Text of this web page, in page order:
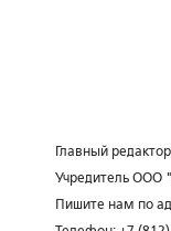
Главный
Учредитель ООО
Пишите нам по